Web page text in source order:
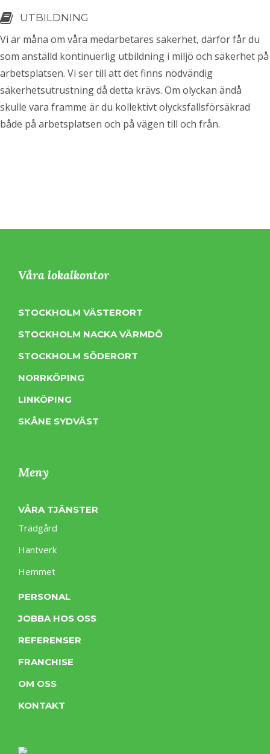
UTBILDNING
Vi är måna om våra medarbetares säkerhet, därför får du
som anställd kontinuerlig utbildning i miljö och säkerhet på
arbetsplatsen. Vi ser till att det finns nödvändig
säkerhetsutrustning då detta krävs. Om olyckan ändå
skulle vara framme är du kollektivt olycksfallsförsäkrad
både på arbetsplatsen och på vägen till och från.
Våra lokalkontor
STOCKHOLM VÄSTERORT
STOCKHOLM NACKA VÄRMDÖ
STOCKHOLM SÖDERORT
NORRKÖPING
LINKÖPING
SKÅNE SYDVÄST
Meny
VÅRA TJÄNSTER
Trädgård
Hantverk
Hemmet
PERSONAL
JOBBA HOS OSS
REFERENSER
FRANCHISE
OM OSS
KONTAKT